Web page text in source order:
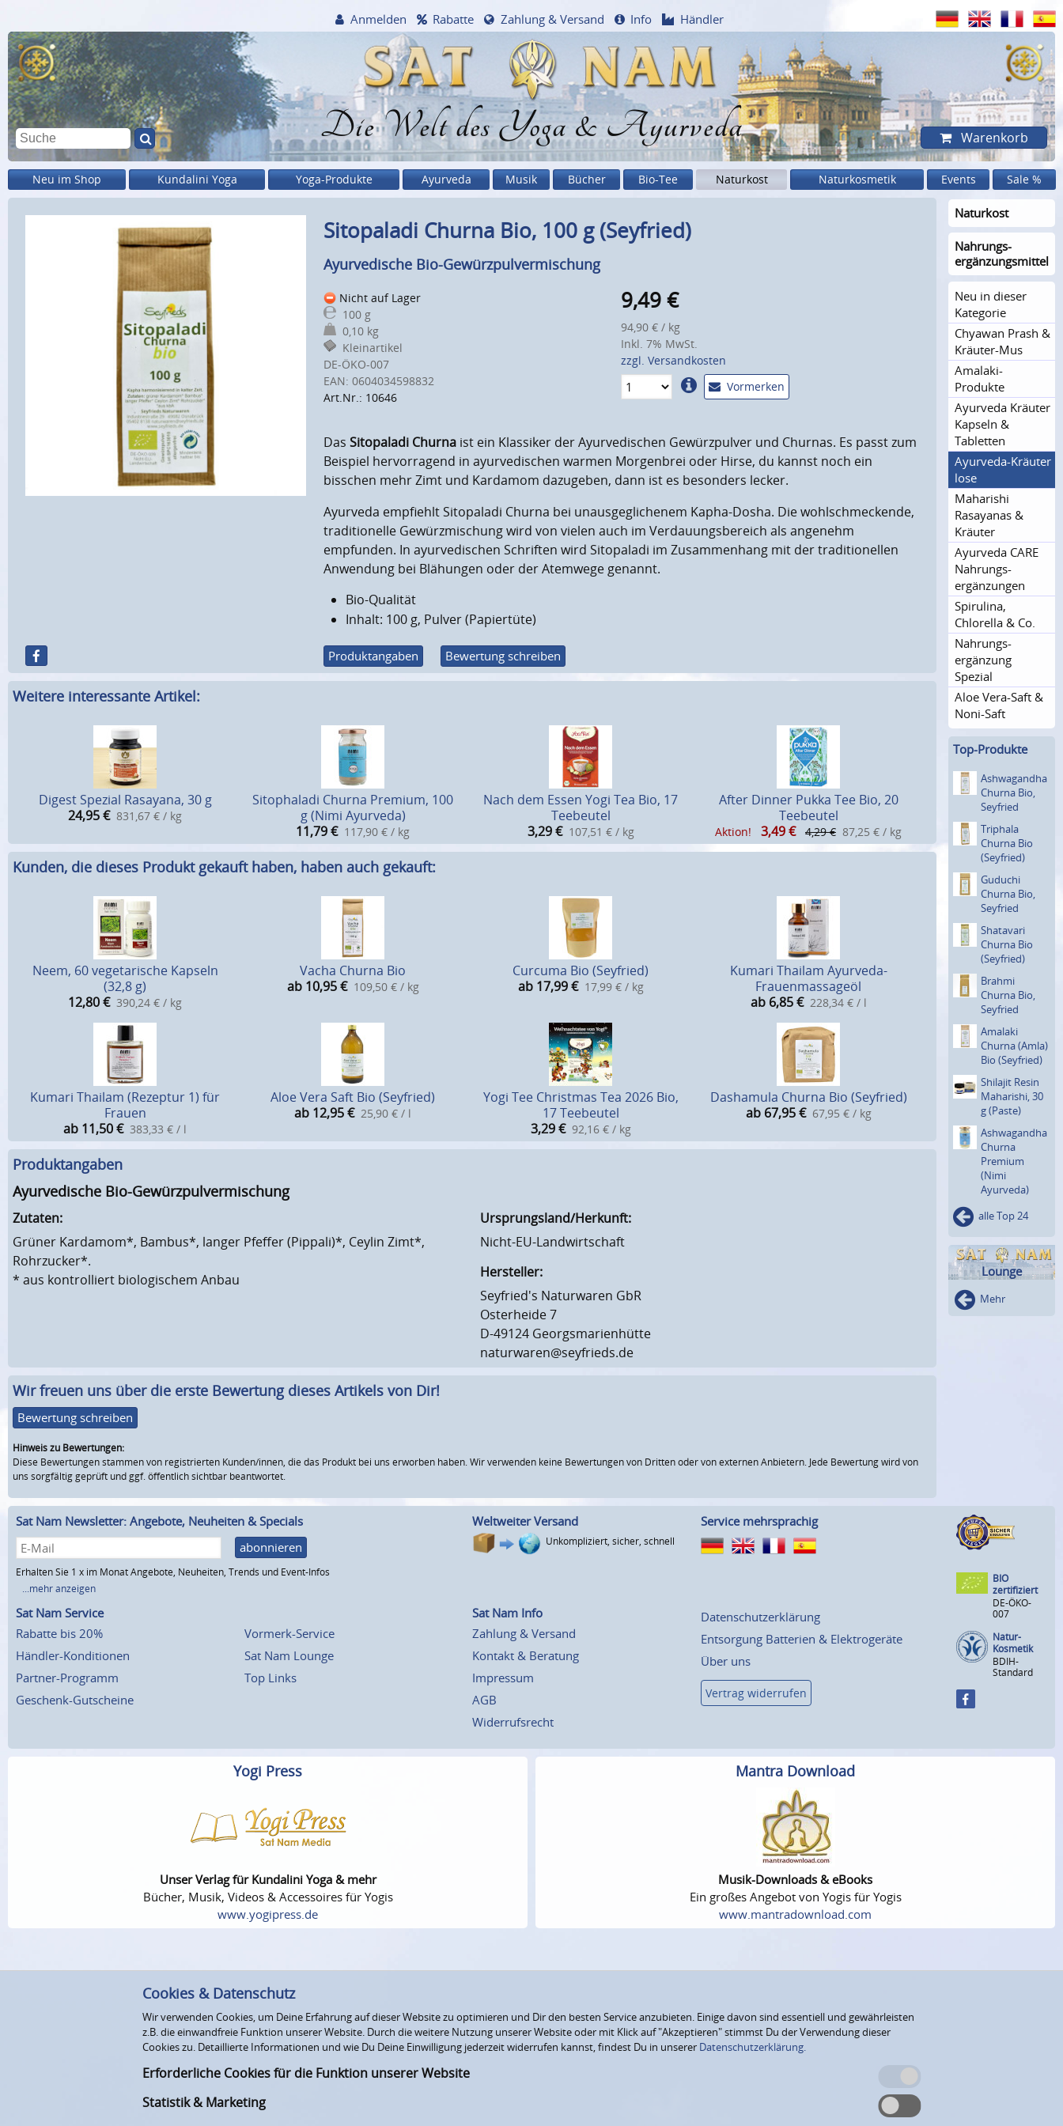
Die Welt des Yoga & Ayurveda
Anmelden Rabatte Zahlung & Versand Info Händler
Warenkorb
Neu im Shop Kundalini Yoga Yoga-Produkte Ayurveda Musik Bücher Bio-Tee Naturkost Naturkosmetik Events Sale %
Sitopaladi Churna Bio, 100 g (Seyfried)
Ayurvedische Bio-Gewürzpulvermischung
Nicht auf Lager
100 g
0,10 kg
Kleinartikel
DE-ÖKO-007
EAN: 0604034598832
Art.Nr.: 10646
9,49€
94,90 € / kg
Inkl. 7% MwSt.
zzgl. Versandkosten
Vormerken
Das Sitopaladi Churna ist ein Klassiker der Ayurvedischen Gewürzpulver und Churnas. Es passt zum
Beispiel hervorragend in ayurvedischen warmen Morgenbrei oder Hirse, du kannst noch ein
bisschen mehr Zimt und Kardamom dazugeben, dann ist es besonders lecker.
Ayurveda empfiehlt Sitopaladi Churna bei unausgeglichenem Kapha-Dosha. Die wohlschmeckende,
traditionelle Gewürzmischung wird von vielen auch im Verdauungsbereich als angenehm
empfunden. In ayurvedischen Schriften wird Sitopaladi im Zusammenhang mit der traditionellen
Anwendung bei Blähungen oder der Atemwege genannt.
Bio-Qualität
Inhalt: 100 g, Pulver (Papiertüte)
Produktangaben Bewertung schreiben
Weitere interessante Artikel:
Digest Spezial Rasayana, 30 g
24,95€ 831,67 € / kg
Sitophaladi Churna Premium, 100
g (Nimi Ayurveda)
11,79€ 117,90 € / kg
Nach dem Essen Yogi Tea Bio, 17
Teebeutel
3,29 € 107,51 € / kg
After Dinner Pukka Tee Bio, 20
Teebeutel
Aktion! 3,49€ 4,29 € 87,25 € / kg
Kunden, die dieses Produkt gekauft haben, haben auch gekauft:
Neem, 60 vegetarische Kapseln
(32,8 g)
12,80€ 390,24 € / kg
Vacha Churna Bio
ab 10,95 € 109,50 € / kg
Curcuma Bio (Seyfried)
ab 17,99 € 17,99 € / kg
Kumari Thailam Ayurveda-
Frauenmassageöl
ab 6,85 € 228,34 € / l
Kumari Thailam (Rezeptur 1) für
Frauen
ab 11,50€ 383,33 € / l
Aloe Vera Saft Bio (Seyfried)
ab 12,95€ 25,90 € / l
Yogi Tee Christmas Tea 2026 Bio,
17 Teebeutel
3,29 € 92,16 € / kg
Dashamula Churna Bio (Seyfried)
ab 67,95 € 67,95 € / kg
Produktangaben
Ayurvedische Bio-Gewürzpulvermischung
Zutaten:
Grüner Kardamom*, Bambus*, langer Pfeffer (Pippali)*, Ceylin Zimt*,
Rohrzucker*.
* aus kontrolliert biologischem Anbau
Ursprungsland/Herkunft:
Nicht-EU-Landwirtschaft
Hersteller:
Seyfried's Naturwaren GbR
Osterheide 7
D-49124 Georgsmarienhütte
naturwaren@seyfrieds.de
Wir freuen uns über die erste Bewertung dieses Artikels von Dir!
Bewertung schreiben
Hinweis zu Bewertungen:
Diese Bewertungen stammen von registrierten Kunden/innen, die das Produkt bei uns erworben haben. Wir verwenden keine Bewertungen von Dritten oder von externen Anbietern. Jede Bewertung wird von
uns sorgfältig geprüft und ggf. öffentlich sichtbar beantwortet.
Naturkost
Nahrungs­
ergänzungs­mittel
Neu in dieser
Kategorie
Chyawan Prash &
Kräuter-Mus
Amalaki-
Produkte
Ayurveda Kräuter
Kapseln &
Tabletten
Ayurveda-Kräuter
lose
Maharishi
Rasayanas &
Kräuter
Ayurveda CARE
Nahrungs­
ergänzungen
Spirulina,
Chlorella & Co.
Nahrungs­
ergänzung
Spezial
Aloe Vera-Saft &
Noni-Saft
Top-Produkte
Ashwagan­dha
Churna Bio,
Seyfried
Triphala
Churna Bio
(Seyfried)
Guduchi
Churna Bio,
Seyfried
Shatavari
Churna Bio
(Seyfried)
Brahmi
Churna Bio,
Seyfried
Amalaki
Churna (Amla)
Bio (Seyfried)
Shilajit Resin
Maharishi, 30
g (Paste)
Ashwagan­dha
Churna
Premium
(Nimi
Ayurveda)
alle Top 24
Lounge
Mehr
Sat Nam Newsletter: Angebote, Neuheiten & Specials
abonnieren
Erhalten Sie 1 x im Monat Angebote, Neuheiten, Trends und Event-Infos
...mehr anzeigen
Weltweiter Versand
Unkompliziert, sicher, schnell
Service mehrsprachig
Sat Nam Service
Rabatte bis 20%
Händler-Konditionen
Partner-Programm
Geschenk-Gutscheine
Vormerk-Service
Sat Nam Lounge
Top Links
Sat Nam Info
Zahlung & Versand
Kontakt & Beratung
Impressum
AGB
Widerrufsrecht
Datenschutzerklärung
Entsorgung Batterien & Elektrogeräte
Über uns
Vertrag widerrufen
BIO
zertifiziert
DE-ÖKO-
007
Natur-
Kosmetik
BDIH-
Standard
Yogi Press
Unser Verlag für Kundalini Yoga & mehr
Bücher, Musik, Videos & Accessoires für Yogis
www.yogipress.de
Mantra Download
Musik-Downloads & eBooks
Ein großes Angebot von Yogis für Yogis
www.mantradownload.com
Cookies & Datenschutz
Wir verwenden Cookies, um Deine Erfahrung auf dieser Website zu optimieren und Dir den besten Service anzubieten. Einige davon sind essentiell und gewährleisten
z.B. die einwandfreie Funktion unserer Website. Durch die weitere Nutzung unserer Website oder mit Klick auf "Akzeptieren" stimmst Du der Verwendung dieser
Cookies zu. Detaillierte Informationen und wie Du Deine Einwilligung jederzeit widerrufen kannst, findest Du in unserer Datenschutzerklärung.
Erforderliche Cookies für die Funktion unserer Website
Statistik & Marketing